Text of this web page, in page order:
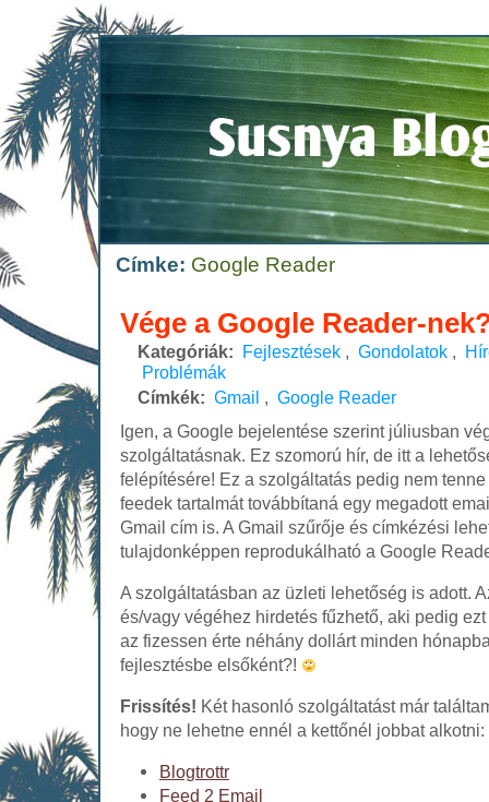
Címke: Google Reader
Vége a Google Reader-
Kategóriák: Fejlesztések , Gondolatok ,
Problémák
Címkék: Gmail , Google Reader
Igen, a Google bejelentése szerint júliusban
szolgáltatásnak. Ez szomorú hír, de itt a
felépítésére! Ez a szolgáltatás pedig nem
feedek tartalmát továbbítaná egy megadott
Gmail cím is. A Gmail szűrője és címkézési
tulajdonképpen reprodukálható a Google
A szolgáltatásban az üzleti lehetőség is adott.
és/vagy végéhez hirdetés fűzhető, aki pedig
az fizessen érte néhány dollárt minden
fejlesztésbe elsőként?!
Frissítés! Két hasonló szolgáltatást már
hogy ne lehetne ennél a kettőnél jobbat alkotni:
Blogtrottr
Feed 2 Email